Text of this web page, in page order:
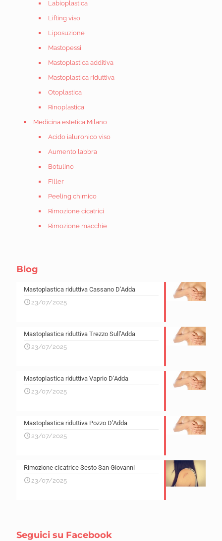
Labioplastica
Lifting viso
Liposuzione
Mastopessi
Mastoplastica additiva
Mastoplastica riduttiva
Otoplastica
Rinoplastica
Medicina estetica Milano
Acido ialuronico viso
Aumento labbra
Botulino
Filler
Peeling chimico
Rimozione cicatrici
Rimozione macchie
Blog
Mastoplastica riduttiva Cassano D’Adda
23/07/2025
Mastoplastica riduttiva Trezzo Sull’Adda
23/07/2025
Mastoplastica riduttiva Vaprio D’Adda
23/07/2025
Mastoplastica riduttiva Pozzo D’Adda
23/07/2025
Rimozione cicatrice Sesto San Giovanni
23/07/2025
Seguici su Facebook